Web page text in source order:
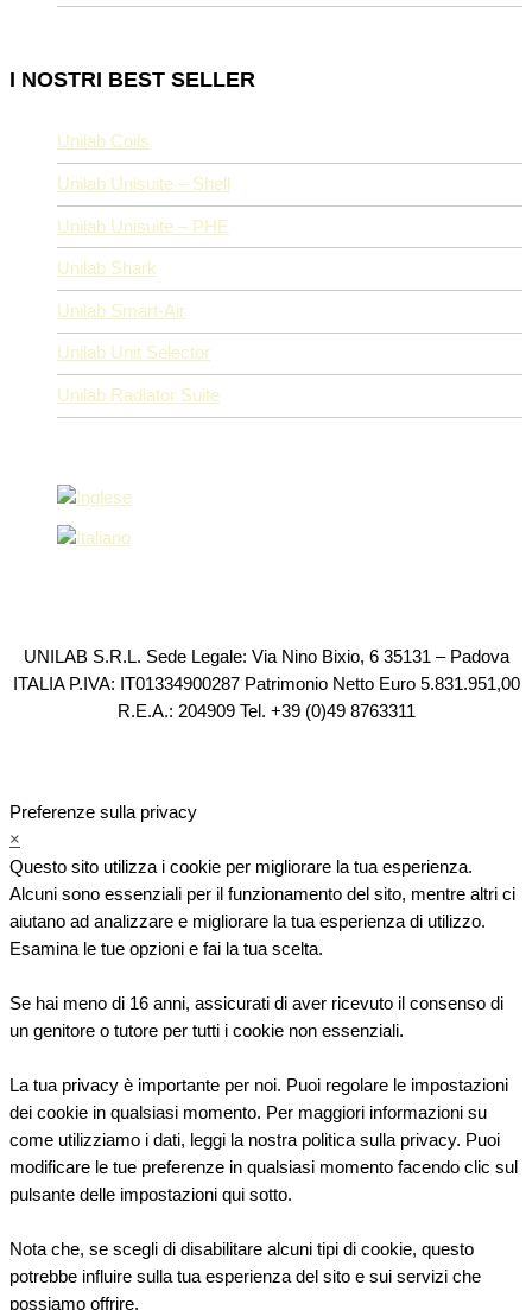
I NOSTRI BEST SELLER
Unilab Coils
Unilab Unisuite – Shell
Unilab Unisuite – PHE
Unilab Shark
Unilab Smart-Air
Unilab Unit Selector
Unilab Radiator Suite
UNILAB S.R.L. Sede Legale: Via Nino Bixio, 6 35131 – Padova
ITALIA P.IVA: IT01334900287 Patrimonio Netto Euro 5.831.951,00
R.E.A.: 204909 Tel. +39 (0)49 8763311
Preferenze sulla privacy
×
Questo sito utilizza i cookie per migliorare la tua esperienza.
Alcuni sono essenziali per il funzionamento del sito, mentre altri ci
aiutano ad analizzare e migliorare la tua esperienza di utilizzo.
Esamina le tue opzioni e fai la tua scelta.
Se hai meno di 16 anni, assicurati di aver ricevuto il consenso di
un genitore o tutore per tutti i cookie non essenziali.
La tua privacy è importante per noi. Puoi regolare le impostazioni
dei cookie in qualsiasi momento. Per maggiori informazioni su
come utilizziamo i dati, leggi la nostra politica sulla privacy. Puoi
modificare le tue preferenze in qualsiasi momento facendo clic sul
pulsante delle impostazioni qui sotto.
Nota che, se scegli di disabilitare alcuni tipi di cookie, questo
potrebbe influire sulla tua esperienza del sito e sui servizi che
possiamo offrire.